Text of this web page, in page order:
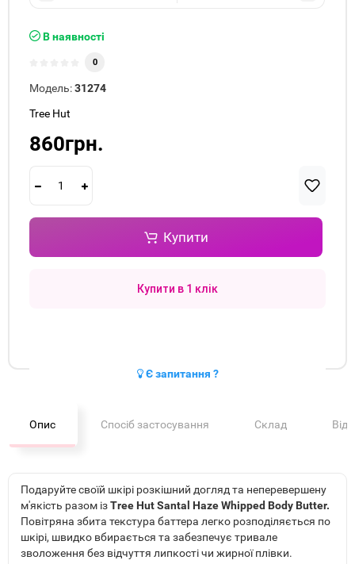
В наявності
0
Модель:31274
Tree Hut
860грн.
Купити
Купити в 1 клік
Є запитання ?
Опис Спосіб застосування Склад
Подаруйте своїй шкірі розкішний догляд та неперевершену
м'якість разом ізTree Hut Santal Haze Whipped Body Butter.
Повітряна збита текстура баттера легко розподіляється по
шкірі, швидко вбирається та забезпечує тривале
зволоження без відчуття липкості чи жирної плівки.